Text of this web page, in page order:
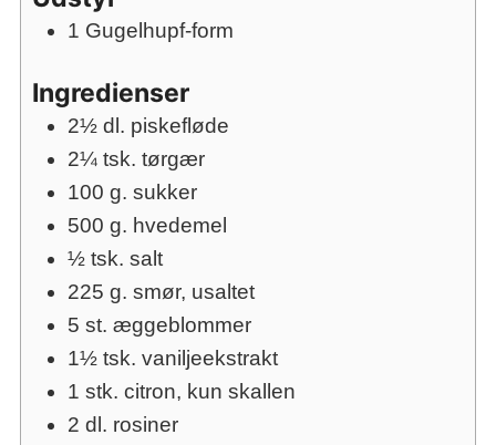
1 Gugelhupf-form
Ingredienser
2½ dl. piskefløde
2¼ tsk. tørgær
100 g. sukker
500 g. hvedemel
½ tsk. salt
225 g. smør, usaltet
5 st. æggeblommer
1½ tsk. vaniljeekstrakt
1 stk. citron, kun skallen
2 dl. rosiner